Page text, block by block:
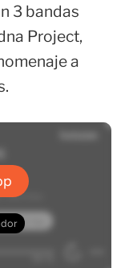
3 bandas
Project,
a